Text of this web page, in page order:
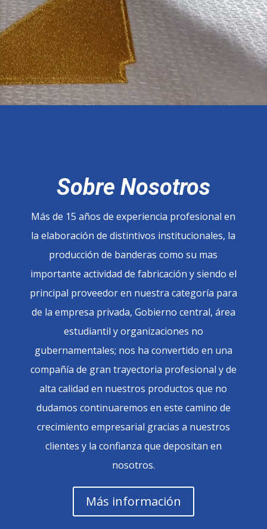
Sobre Nosotros
Más de 15 años de experiencia profesional en
la elaboración de distintivos institucionales, la
producción de banderas como su mas
importante actividad de fabricación y siendo el
principal proveedor en nuestra categoría para
de la empresa privada, Gobierno central, área
estudiantil y organizaciones no
gubernamentales; nos ha convertido en una
compañía de gran trayectoria profesional y de
alta calidad en nuestros productos que no
dudamos continuaremos en este camino de
crecimiento empresarial gracias a nuestros
clientes y la confianza que depositan en
nosotros.
Más información